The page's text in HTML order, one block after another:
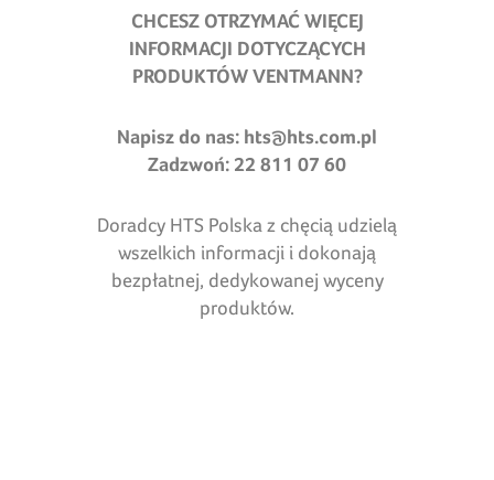
CHCESZ OTRZYMAĆ WIĘCEJ
INFORMACJI DOTYCZĄCYCH
PRODUKTÓW VENTMANN?
Napisz do nas: hts@hts.com.pl
Zadzwoń: 22 811 07 60
Doradcy HTS Polska z chęcią udzielą
wszelkich informacji i dokonają
bezpłatnej, dedykowanej wyceny
produktów.